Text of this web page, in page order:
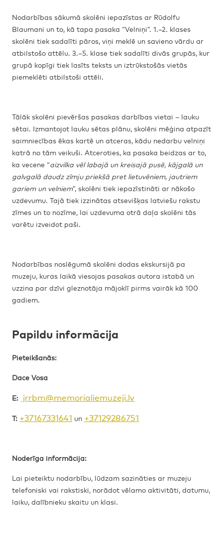
Nodarbības sākumā skolēni iepazīstas ar Rūdolfu
Blaumani un to, kā tapa pasaka “Velniņi”. 1.–2. klases
skolēni tiek sadalīti pāros, viņi meklē un savieno vārdu ar
atbilstošo attēlu. 3.–5. klase tiek sadalīti divās grupās, kur
grupā kopīgi tiek lasīts teksts un iztrūkstošās vietās
piemeklēti atbilstoši attēli.
Tālāk skolēni pievēršas pasakas darbības vietai – lauku
sētai. Izmantojot lauku sētas plānu, skolēni mēģina atpazīt
saimniecības ēkas kartē un atceras, kādu nedarbu velniņi
katrā no tām veikuši. Atceroties, ka pasaka beidzas ar to,
ka vecene “aizvilka vēl labajā un kreisajā pusē, kājgalā un
galvgalā daudz zīmju priekšā pret lietuvēniem, jautriem
gariem un velniem”, skolēni tiek iepazīstināti ar nākošo
uzdevumu. Tajā tiek izzinātas atsevišķas latviešu rakstu
zīmes un to nozīme, lai uzdevuma otrā daļa skolēni tās
varētu izveidot paši.
Nodarbības noslēgumā skolēni dodas ekskursijā pa
muzeju, kuras laikā viesojas pasakas autora istabā un
uzzina par dzīvi gleznotāja mājoklī pirms vairāk kā 100
gadiem.
Papildu informācija
Pieteikšanās:
Dace Vosa
E: jrrbm@memorialiemuzeji.lv
T: +37167331641 un +37129286751
Noderīga informācija:
Lai pieteiktu nodarbību, lūdzam sazināties ar muzeju
telefoniski vai rakstiski, norādot vēlamo aktivitāti, datumu,
laiku, dalībnieku skaitu un klasi.